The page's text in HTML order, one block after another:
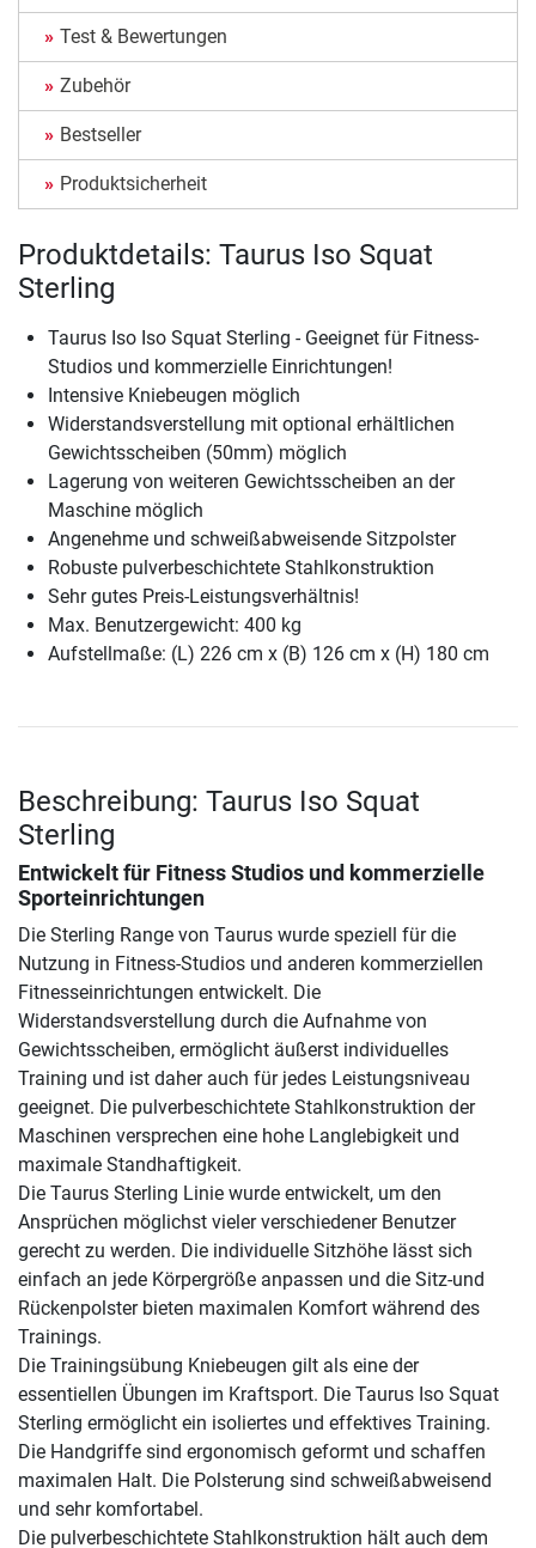
Test & Bewertungen
Zubehör
Bestseller
Produktsicherheit
Produktdetails: Taurus Iso Squat
Sterling
Taurus Iso Iso Squat Sterling - Geeignet für Fitness-
Studios und kommerzielle Einrichtungen!
Intensive Kniebeugen möglich
Widerstandsverstellung mit optional erhältlichen
Gewichtsscheiben (50mm) möglich
Lagerung von weiteren Gewichtsscheiben an der
Maschine möglich
Angenehme und schweißabweisende Sitzpolster
Robuste pulverbeschichtete Stahlkonstruktion
Sehr gutes Preis-Leistungsverhältnis!
Max. Benutzergewicht: 400 kg
Aufstellmaße: (L) 226 cm x (B) 126 cm x (H) 180 cm
Beschreibung: Taurus Iso Squat
Sterling
Entwickelt für Fitness Studios und kommerzielle
Sporteinrichtungen
Die Sterling Range von Taurus wurde speziell für die
Nutzung in Fitness-Studios und anderen kommerziellen
Fitnesseinrichtungen entwickelt. Die
Widerstandsverstellung durch die Aufnahme von
Gewichtsscheiben, ermöglicht äußerst individuelles
Training und ist daher auch für jedes Leistungsniveau
geeignet. Die pulverbeschichtete Stahlkonstruktion der
Maschinen versprechen eine hohe Langlebigkeit und
maximale Standhaftigkeit.
Die Taurus Sterling Linie wurde entwickelt, um den
Ansprüchen möglichst vieler verschiedener Benutzer
gerecht zu werden. Die individuelle Sitzhöhe lässt sich
einfach an jede Körpergröße anpassen und die Sitz-und
Rückenpolster bieten maximalen Komfort während des
Trainings.
Die Trainingsübung Kniebeugen gilt als eine der
essentiellen Übungen im Kraftsport. Die Taurus Iso Squat
Sterling ermöglicht ein isoliertes und effektives Training.
Die Handgriffe sind ergonomisch geformt und schaffen
maximalen Halt. Die Polsterung sind schweißabweisend
und sehr komfortabel.
Die pulverbeschichtete Stahlkonstruktion hält auch dem